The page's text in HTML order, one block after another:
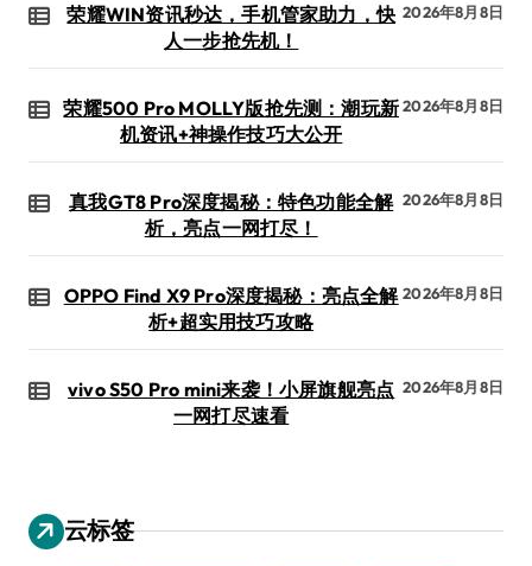
荣耀WIN资讯秒达，手机管家助力，快
人一步抢先机！
2026年8月8日
荣耀500 Pro MOLLY版抢先测：潮玩新
机资讯+神操作技巧大公开
2026年8月8日
真我GT8 Pro深度揭秘：特色功能全解
析，亮点一网打尽！
2026年8月8日
OPPO Find X9 Pro深度揭秘：亮点全解
析+超实用技巧攻略
2026年8月8日
vivo S50 Pro mini来袭！小屏旗舰亮点
一网打尽速看
2026年8月8日
云标签